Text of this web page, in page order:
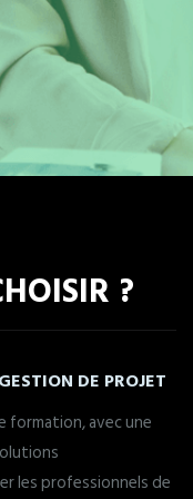
?
DE PROJET
formation, avec une
les professionnels de